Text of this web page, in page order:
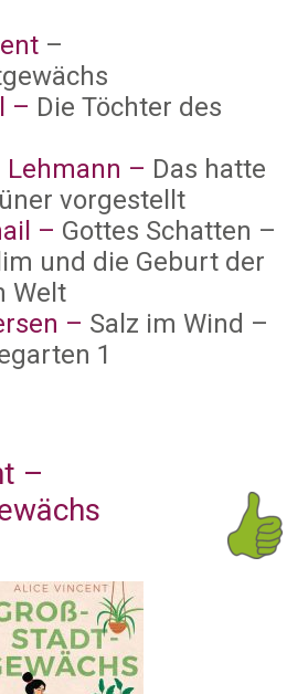
–
– Die Töchter des
Lehmann – Das hatte
vorgestellt
– Gottes Schatten –
und die Geburt der
Welt
– Salz im Wind –
1
–